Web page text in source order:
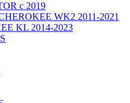
с 2019
WK2 2011-2021
KL 2014-2023